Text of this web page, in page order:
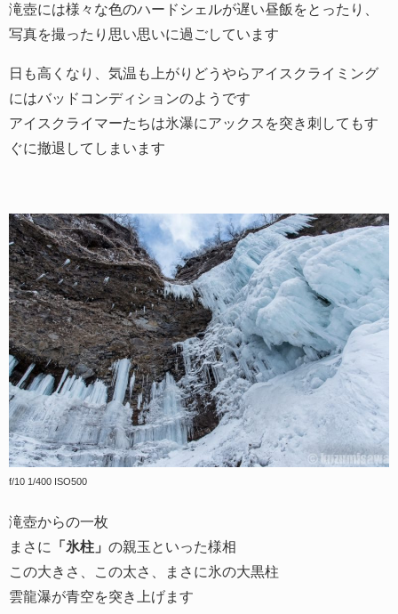
滝壺には様々な色のハードシェルが遅い昼飯をとったり、
写真を撮ったり思い思いに過ごしています
日も高くなり、気温も上がりどうやらアイスクライミング
にはバッドコンディションのようです
アイスクライマーたちは氷瀑にアックスを突き刺してもす
ぐに撤退してしまいます
f/10 1/400 ISO500
滝壺からの一枚
まさに
「氷柱」 の親玉といった様相
この大きさ、この太さ、まさに氷の大黒柱
雲龍瀑が青空を突き上げます